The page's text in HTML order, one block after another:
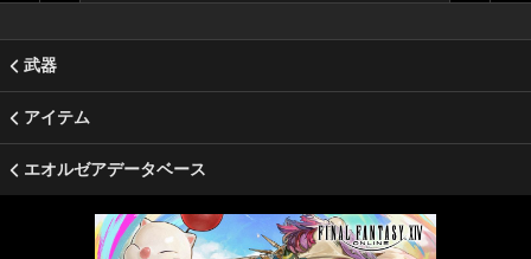
武器
アイテム
エオルゼアデータベース